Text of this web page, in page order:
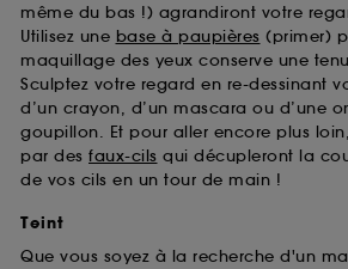
même du bas !) agrandiront votre
Utilisez une base à paupières (primer)
maquillage des yeux conserve une
Sculptez votre regard en re-dessinant
d’un crayon, d’un mascara ou d’une
goupillon. Et pour aller encore plus
par des faux-cils qui décupleront la
de vos cils en un tour de main !
Teint
Que vous soyez à la recherche d'un